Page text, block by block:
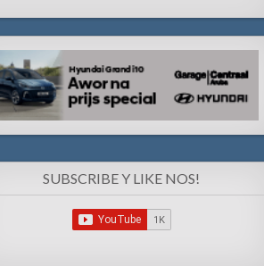
SUBSCRIBE Y LIKE NOS!